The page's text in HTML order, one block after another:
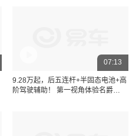
07:13
9.28万起，后五连杆+半固态电池+高
阶驾驶辅助！ 第一视角体验名爵